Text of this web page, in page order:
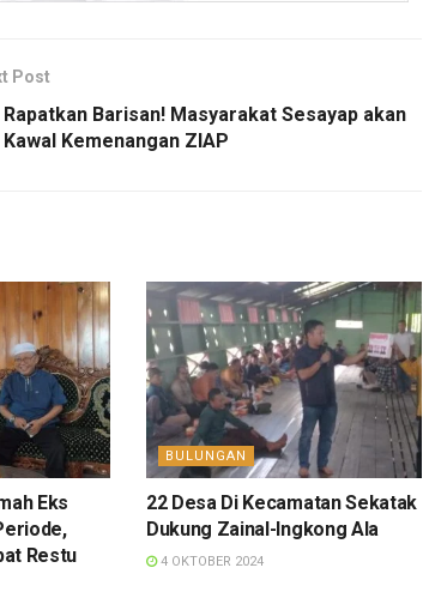
Post
Rapatkan Barisan! Masyarakat Sesayap akan
Kawal Kemenangan ZIAP
Eks
Restu
BULUNGAN
22 Desa Di Kecamatan Sekatak
Dukung Zainal-Ingkong Ala
4 OKTOBER 2024